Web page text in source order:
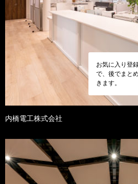
お気に入り登
で、後でまと
きます。
内橋電工株式会社